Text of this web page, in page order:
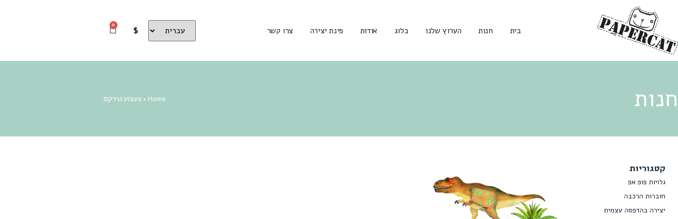
בית חנות הערוץ שלנו בלוג אודות פינת יצירה צרו קשר $
0
חנות Home
» צעצוע טירקס
קטגוריות
גלויות פופ אפ
חוברות הרכבה
יצירה בהדפסה עצמית